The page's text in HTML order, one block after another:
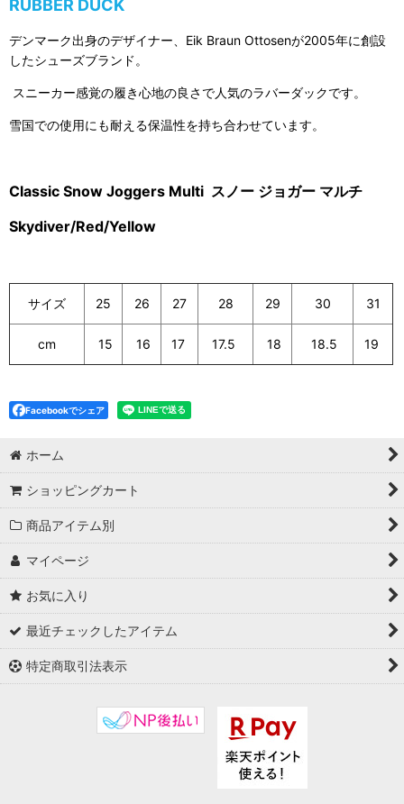
RUBBER DUCK
デンマーク出身のデザイナー、Eik Braun Ottosenが2005年に創設
したシューズブランド。
スニーカー感覚の履き心地の良さで人気のラバーダックです。
雪国での使用にも耐える保温性を持ち合わせています。
Classic Snow Joggers Multi スノー ジョガー マルチ
Skydiver/Red/Yellow
サイズ 25 26 27 28 29 30 31
cm 15 16 17 17.5 18 18.5 19
Facebookでシェア
ホーム
ショッピングカート
商品アイテム別
マイページ
お気に入り
最近チェックしたアイテム
特定商取引法表示